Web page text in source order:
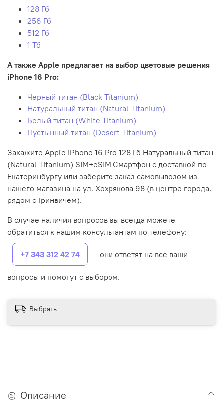
128 Гб
256 Гб
512 Гб
1 Тб
А также Apple предлагает на выбор цветовые решения
iPhone 16 Pro:
Черный титан (Black Titanium)
Натуральный титан (Natural Titanium)
Белый титан (White Titanium)
Пустынный титан (Desert Titanium)
Закажите Apple iPhone 16 Pro 128 Гб Натуральный титан
(Natural Titanium) SIM+eSIM Смартфон с доставкой по
Екатеринбургу или заберите заказ самовывозом из
нашего магазина на ул. Хохрякова 98 (в центре города,
рядом с Гринвичем).
В случае наличия вопросов вы всегда можете
обратиться к нашим консультантам по телефону:
+7 343 312 42 74 - они ответят на все ваши
вопросы и помогут с выбором.
Выбрать
Описание